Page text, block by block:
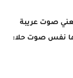
صوت عريبة
نفس صوت حلا: